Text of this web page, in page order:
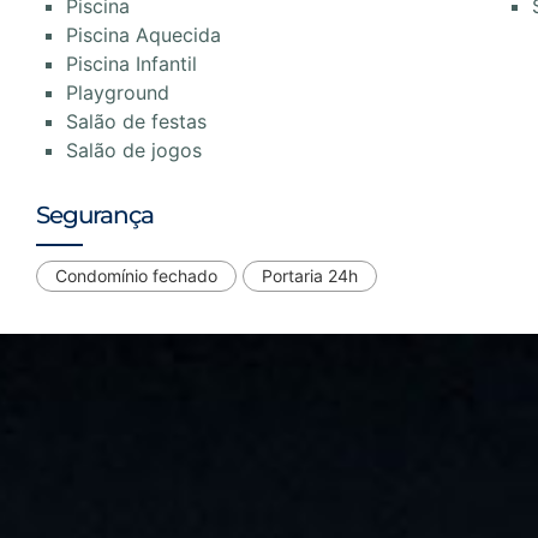
Piscina
Piscina Aquecida
Piscina Infantil
Playground
Salão de festas
Salão de jogos
Segurança
Condomínio fechado Portaria 24h